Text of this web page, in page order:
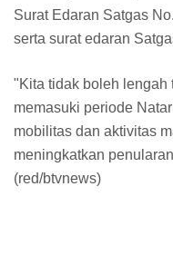
Surat Edaran Satgas
serta surat edaran
"Kita tidak boleh lengah
memasuki periode
mobilitas dan aktivitas
meningkatkan
(red/btvnews)